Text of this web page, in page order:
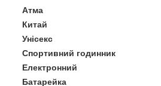
Атма
Китай
Унісекс
Спортивний годинник
Електронний
Батарейка